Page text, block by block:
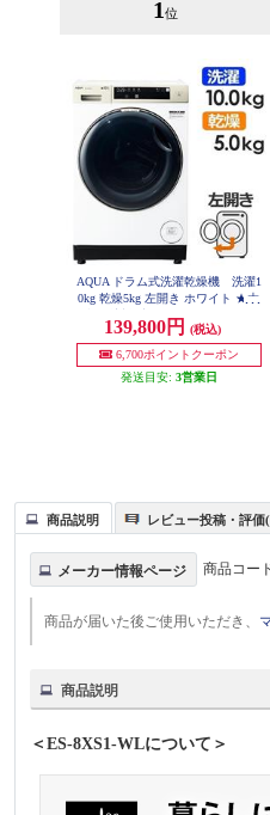
1 位
AQUA ドラム式洗濯乾燥機 洗濯1
0kg 乾燥5kg 左開き ホワイト ★大
139,800円
(税込)
6,700ポイントクーポン
発送目安: 3営業日
商品説明 レビュー投稿・評価
メーカー情報ページ 商品コー
商品が届いた後ご使用いただき、
商品説明
＜ES-8XS1-WLについて＞